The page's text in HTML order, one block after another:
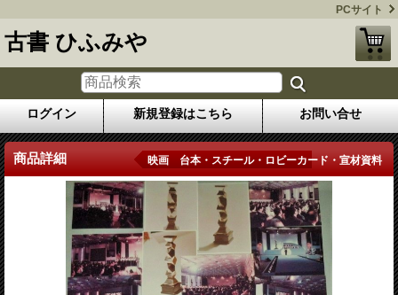
PCサイト
古書 ひふみや
ログイン 新規登録はこちら お問い合せ
商品詳細 映画 台本・スチール・ロビーカード・宣材資料